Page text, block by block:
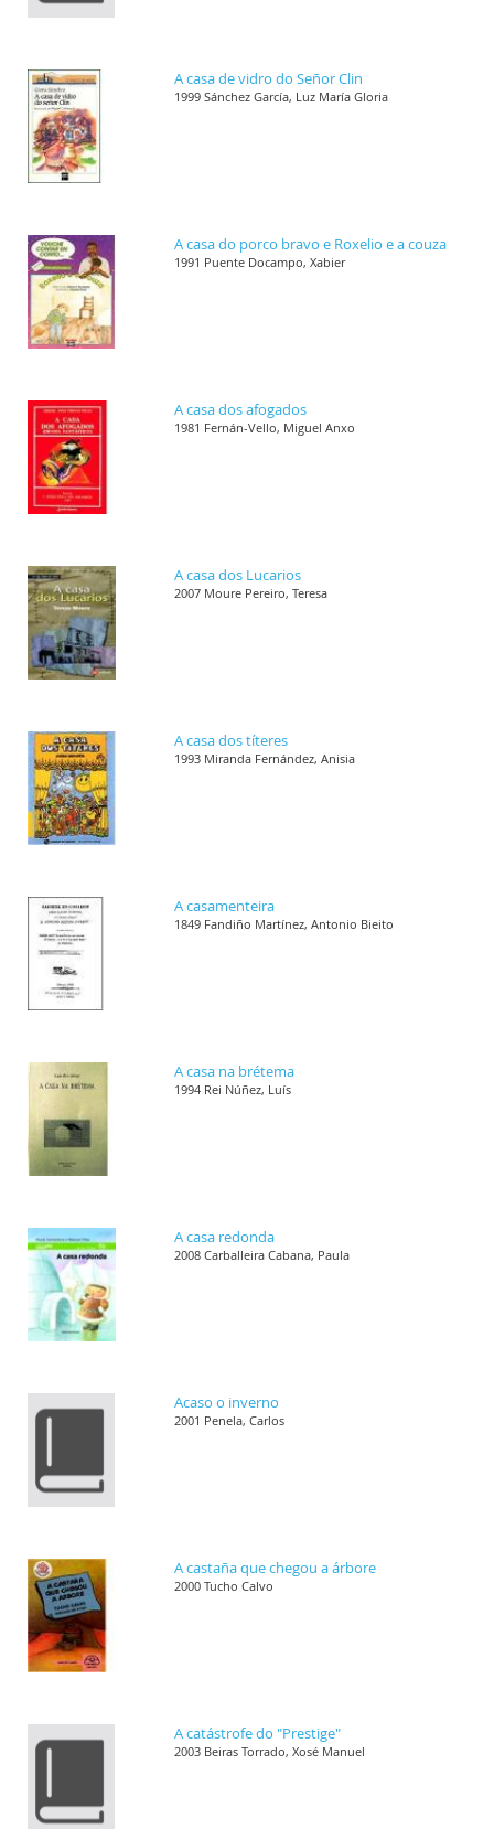
A casa de vidro do Señor Clin
1999 Sánchez García, Luz María Gloria
A casa do porco bravo e Roxelio e a couza
1991 Puente Docampo, Xabier
A casa dos afogados
1981 Fernán-Vello, Miguel Anxo
A casa dos Lucarios
2007 Moure Pereiro, Teresa
A casa dos títeres
1993 Miranda Fernández, Anisia
A casamenteira
1849 Fandiño Martínez, Antonio Bieito
A casa na brétema
1994 Rei Núñez, Luís
A casa redonda
2008 Carballeira Cabana, Paula
Acaso o inverno
2001 Penela, Carlos
A castaña que chegou a árbore
2000 Tucho Calvo
A catástrofe do "Prestige"
2003 Beiras Torrado, Xosé Manuel